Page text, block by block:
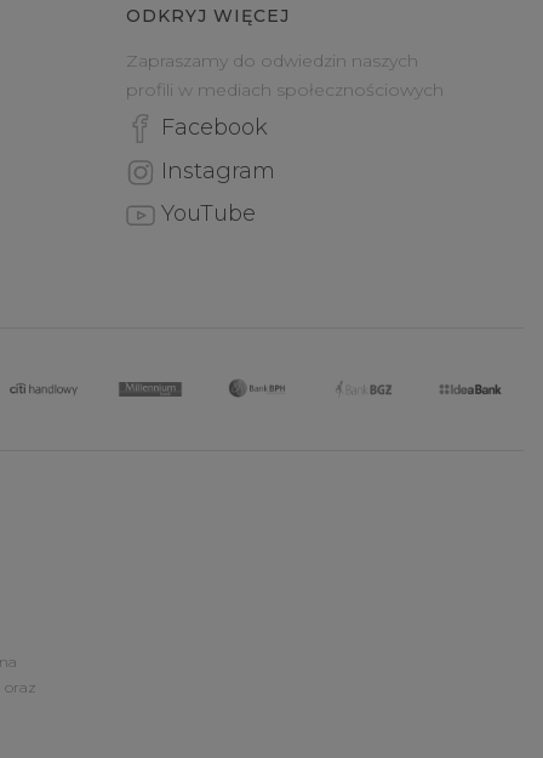
ODKRYJ WIĘCEJ
Zapraszamy do odwiedzin naszych
profili w mediach społecznościowych
Facebook
Instagram
YouTube
oraz